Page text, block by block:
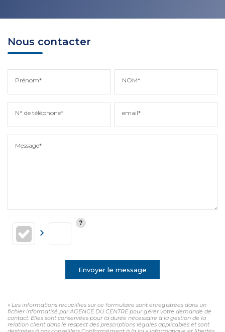
Nous contacter
Prénom* NOM*
N° de téléphone* email*
Message*
Envoyer le message
« Les informations recueillies sur ce formulaire sont enregistrées dans un
fichier informatisé par AGENCE DU CENTRE pour gérer votre demande de
contact. Elles sont conservées pour la durée nécessaire à la gestion de la
relation client dans le respect des prescriptions légales applicables et sont